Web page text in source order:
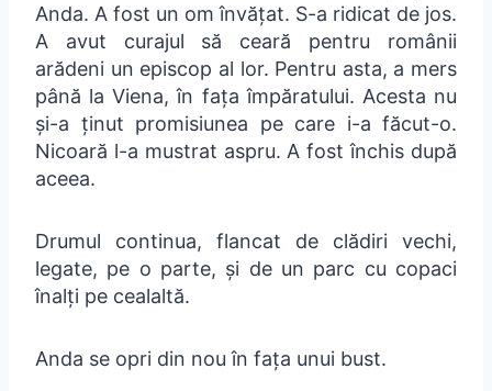
Anda. A fost un om învățat. S-a ridicat de jos.
A avut curajul să ceară pentru românii
arădeni un episcop al lor. Pentru asta, a mers
până la Viena, în fața împăratului. Acesta nu
și-a ținut promisiunea pe care i-a făcut-o.
Nicoară l-a mustrat aspru. A fost închis după
aceea.
Drumul continua, flancat de clădiri vechi,
legate, pe o parte, și de un parc cu copaci
înalți pe cealaltă.
Anda se opri din nou în fața unui bust.